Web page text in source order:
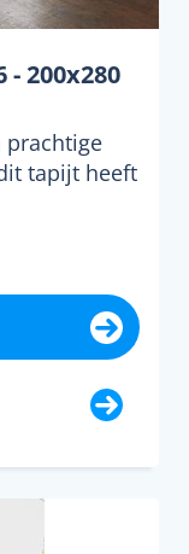
- 200x280
prachtige
tapijt heeft